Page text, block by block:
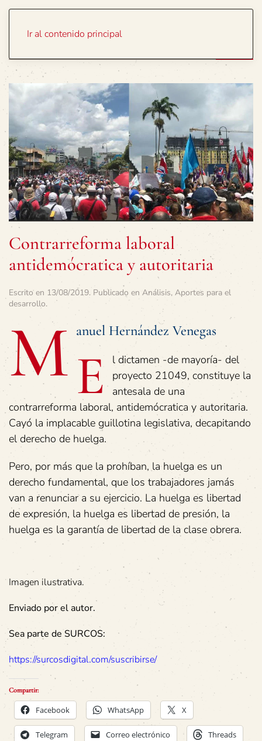
Ir al contenido principal
Contrarreforma laboral
antidemócratica y autoritaria
Escrito en 13/08/2019. Publicado en Análisis, Aportes para el
desarrollo.
M anuel Hernández Venegas
E
l dictamen -de mayoría- del
proyecto 21049, constituye la
antesala de una
contrarreforma laboral, antidemócratica y autoritaria.
Cayó la implacable guillotina legislativa, decapitando
el derecho de huelga.
Pero, por más que la prohíban, la huelga es un
derecho fundamental, que los trabajadores jamás
van a renunciar a su ejercicio. La huelga es libertad
de expresión, la huelga es libertad de presión, la
huelga es la garantía de libertad de la clase obrera.
Imagen ilustrativa.
Enviado por el autor.
Sea parte de SURCOS:
https://surcosdigital.com/suscribirse/
Compartir:
Facebook WhatsApp X
Telegram Correo electrónico Threads